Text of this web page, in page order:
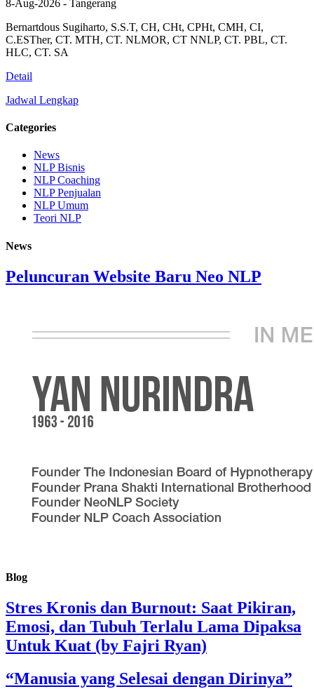
8-Aug-2026 - Tangerang
Bernartdous Sugiharto, S.S.T, CH, CHt, CPHt, CMH, CI,
C.ESTher, CT. MTH, CT. NLMOR, CT NNLP, CT. PBL, CT.
HLC, CT. SA
Detail
Jadwal Lengkap
Categories
News
NLP Bisnis
NLP Coaching
NLP Penjualan
NLP Umum
Teori NLP
News
Peluncuran Website Baru Neo NLP
Blog
Stres Kronis dan Burnout: Saat Pikiran,
Emosi, dan Tubuh Terlalu Lama Dipaksa
Untuk Kuat (by Fajri Ryan)
“Manusia yang Selesai dengan Dirinya”